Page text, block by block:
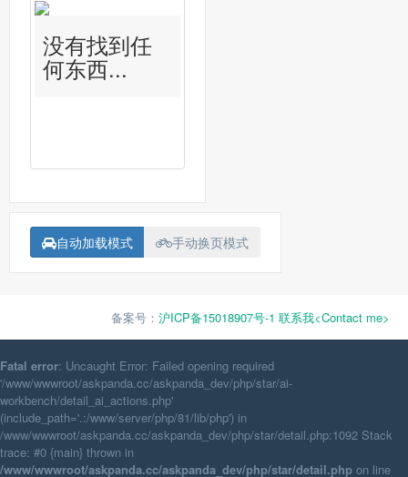
没有找到任
何东西...
自动加载模式 手动换页模式
备案号： 沪ICP备15018907号-1 联系我<Contact me>
Fatal error: Uncaught Error: Failed opening required
'/www/wwwroot/askpanda.cc/askpanda_dev/php/star/ai-
workbench/detail_ai_actions.php'
(include_path='.:/www/server/php/81/lib/php') in
/www/wwwroot/askpanda.cc/askpanda_dev/php/star/detail.php:1092 Stack
trace: #0 {main} thrown in
/www/wwwroot/askpanda.cc/askpanda_dev/php/star/detail.php on line